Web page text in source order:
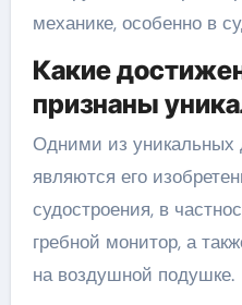
механике, особенно в
Какие
признаны
Одними из уникальных
являются его
судостроения, в
гребной монитор, а
на воздушной подушке.